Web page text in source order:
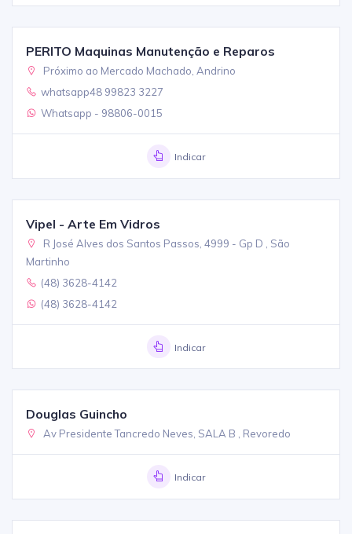
PERITO Maquinas Manutenção e Reparos
Próximo ao Mercado Machado, Andrino
whatsapp48 99823 3227
Whatsapp - 98806-0015
Indicar
Vipel - Arte Em Vidros
R José Alves dos Santos Passos, 4999 - Gp D , São
Martinho
(48) 3628-4142
(48) 3628-4142
Indicar
Douglas Guincho
Av Presidente Tancredo Neves, SALA B , Revoredo
Indicar